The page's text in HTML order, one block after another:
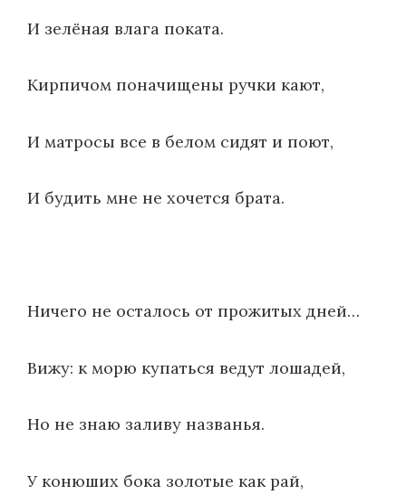
И зелёная влага поката.
Кирпичом поначищены ручки кают,
И матросы все в белом сидят и поют,
И будить мне не хочется брата.
Ничего не осталось от прожитых дней…
Вижу: к морю купаться ведут лошадей,
Но не знаю заливу названья.
У конюших бока золотые как рай,